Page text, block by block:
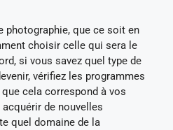
photographie, que ce soit en
choisir celle qui sera le
si vous savez quel type de
vérifiez les programmes
cela correspond à vos
de nouvelles
quel domaine de la